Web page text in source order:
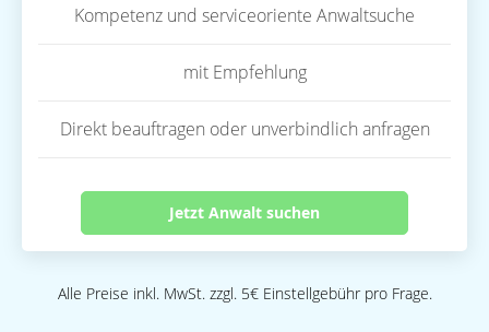
Kompetenz und serviceoriente Anwaltsuche
mit Empfehlung
Direkt beauftragen oder unverbindlich anfragen
Jetzt Anwalt suchen
Alle Preise inkl. MwSt. zzgl. 5€ Einstellgebühr pro Frage.